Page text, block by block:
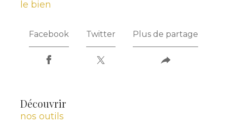
le bien
Facebook Twitter Plus de partage
découvrir
nos outils